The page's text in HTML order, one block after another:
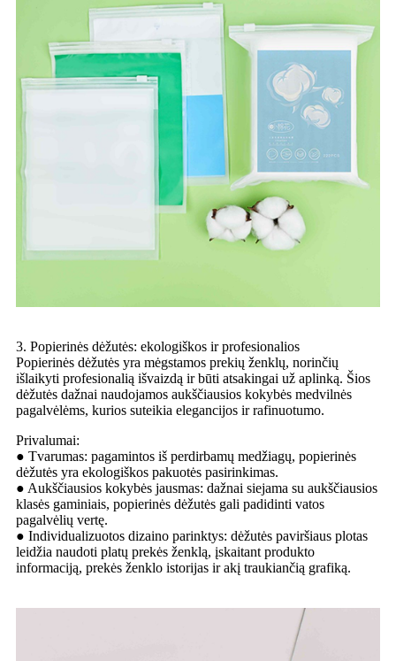
3. Popierinės dėžutės: ekologiškos ir profesionalios
Popierinės dėžutės yra mėgstamos prekių ženklų, norinčių
išlaikyti profesionalią išvaizdą ir būti atsakingai už aplinką. Šios
dėžutės dažnai naudojamos aukščiausios kokybės medvilnės
pagalvėlėms, kurios suteikia elegancijos ir rafinuotumo.
Privalumai:
● Tvarumas: pagamintos iš perdirbamų medžiagų, popierinės
dėžutės yra ekologiškos pakuotės pasirinkimas.
● Aukščiausios kokybės jausmas: dažnai siejama su aukščiausios
klasės gaminiais, popierinės dėžutės gali padidinti vatos
pagalvėlių vertę.
● Individualizuotos dizaino parinktys: dėžutės paviršiaus plotas
leidžia naudoti platų prekės ženklą, įskaitant produkto
informaciją, prekės ženklo istorijas ir akį traukiančią grafiką.